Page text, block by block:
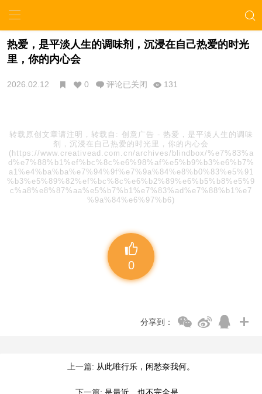
热爱，是平淡人生的调味剂，沉浸在自己热爱的时光
里，你的内心会
2026.02.12 0 评论已关闭 131
转载原创文章请注明，转载自: 创意广告 - 热爱，是平淡人生的调味
剂，沉浸在自己热爱的时光里，你的内心会
(https://www.creativead.com.cn/archives/blindbox/%e7%83%a
d%e7%88%b1%ef%bc%8c%e6%98%af%e5%b9%b3%e6%b7%
a1%e4%ba%ba%e7%94%9f%e7%9a%84%e8%b0%83%e5%91
%b3%e5%89%82%ef%bc%8c%e6%b2%89%e6%b5%b8%e5%9
c%a8%e8%87%aa%e5%b7%b1%e7%83%ad%e7%88%b1%e7
%9a%84%e6%97%b6)
0
分享到：
上一篇: 从此唯行乐，闲愁奈我何。